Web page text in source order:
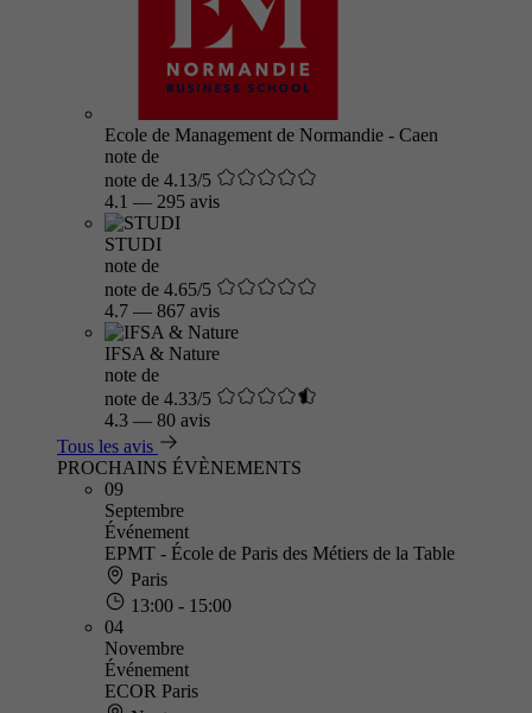
Ecole de Management de Normandie - Caen
note de
note de 4.13/5
4.1 — 295 avis
STUDI
note de
note de 4.65/5
4.7 — 867 avis
IFSA & Nature
note de
note de 4.33/5
4.3 — 80 avis
Tous les avis
PROCHAINS ÉVÈNEMENTS
09
Septembre
Événement
EPMT - École de Paris des Métiers de la Table
Paris
13:00 - 15:00
04
Novembre
Événement
ECOR Paris